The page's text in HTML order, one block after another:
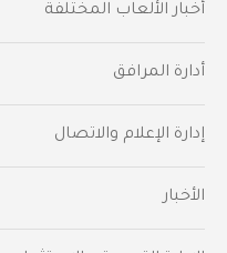
أخبار الألعاب المختلفة
أدارة المرافق
إدارة الإعلام والاتصال
الأخبار